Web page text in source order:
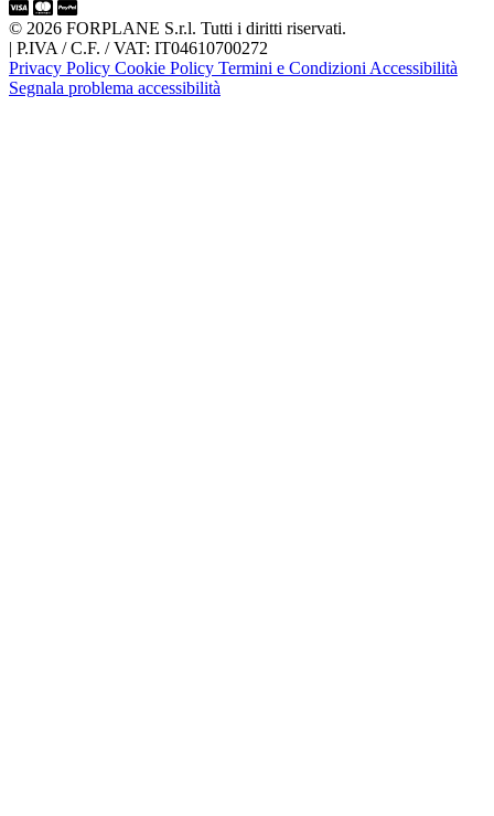
© 2026 FORPLANE S.r.l. Tutti i diritti riservati.
| P.IVA / C.F. / VAT: IT04610700272
Privacy Policy Cookie Policy Termini e Condizioni Accessibilità
Segnala problema accessibilità